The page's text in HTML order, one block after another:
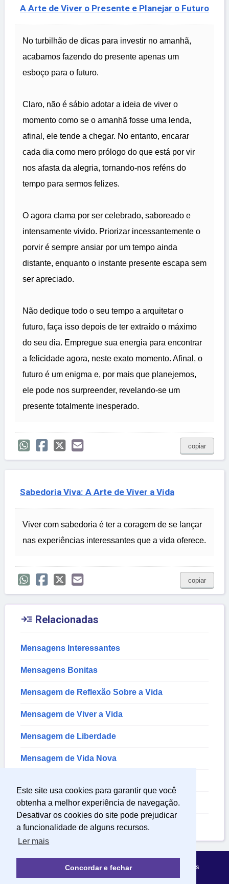
Este site usa cookies para garantir que você
obtenha a melhor experiência de navegação.
Desativar os cookies do site pode prejudicar
a funcionalidade de alguns recursos.
Ler mais
Concordar e fechar
A Arte de Viver o Presente e Planejar o Futuro
No turbilhão de dicas para investir no amanhã,
acabamos fazendo do presente apenas um
esboço para o futuro.
Claro, não é sábio adotar a ideia de viver o
momento como se o amanhã fosse uma lenda,
afinal, ele tende a chegar. No entanto, encarar
cada dia como mero prólogo do que está por vir
nos afasta da alegria, tornando-nos reféns do
tempo para sermos felizes.
O agora clama por ser celebrado, saboreado e
intensamente vivido. Priorizar incessantemente o
porvir é sempre ansiar por um tempo ainda
distante, enquanto o instante presente escapa sem
ser apreciado.
Não dedique todo o seu tempo a arquitetar o
futuro, faça isso depois de ter extraído o máximo
do seu dia. Empregue sua energia para encontrar
a felicidade agora, neste exato momento. Afinal, o
futuro é um enigma e, por mais que planejemos,
ele pode nos surpreender, revelando-se um
presente totalmente inesperado.
copiar
Sabedoria Viva: A Arte de Viver a Vida
Viver com sabedoria é ter a coragem de se lançar
nas experiências interessantes que a vida oferece.
copiar
 Relacionadas
Mensagens Interessantes
Mensagens Bonitas
Mensagem de Reflexão Sobre a Vida
Mensagem de Viver a Vida
Mensagem de Liberdade
Mensagem de Vida Nova
Mensagem Sobre a Vida
Mensagem de Felicidade
Política de Privacidade Sobre Mensagens Mágicas